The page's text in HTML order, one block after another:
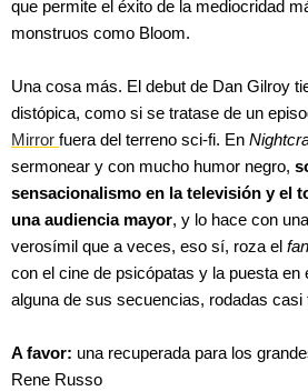
que permite el éxito de la mediocridad
monstruos como Bloom.
Una cosa más. El debut de Dan Gilroy
distópica, como si se tratase de un
Mirror fuera del terreno sci-fi. En
sermonear y con mucho humor negro,
sensacionalismo en la televisión y el
una audiencia mayor, y lo hace con
verosímil que a veces, eso sí, roza el
con el cine de psicópatas y la puesta en
alguna de sus secuencias, rodadas casi
A favor: una recuperada para los
Rene Russo